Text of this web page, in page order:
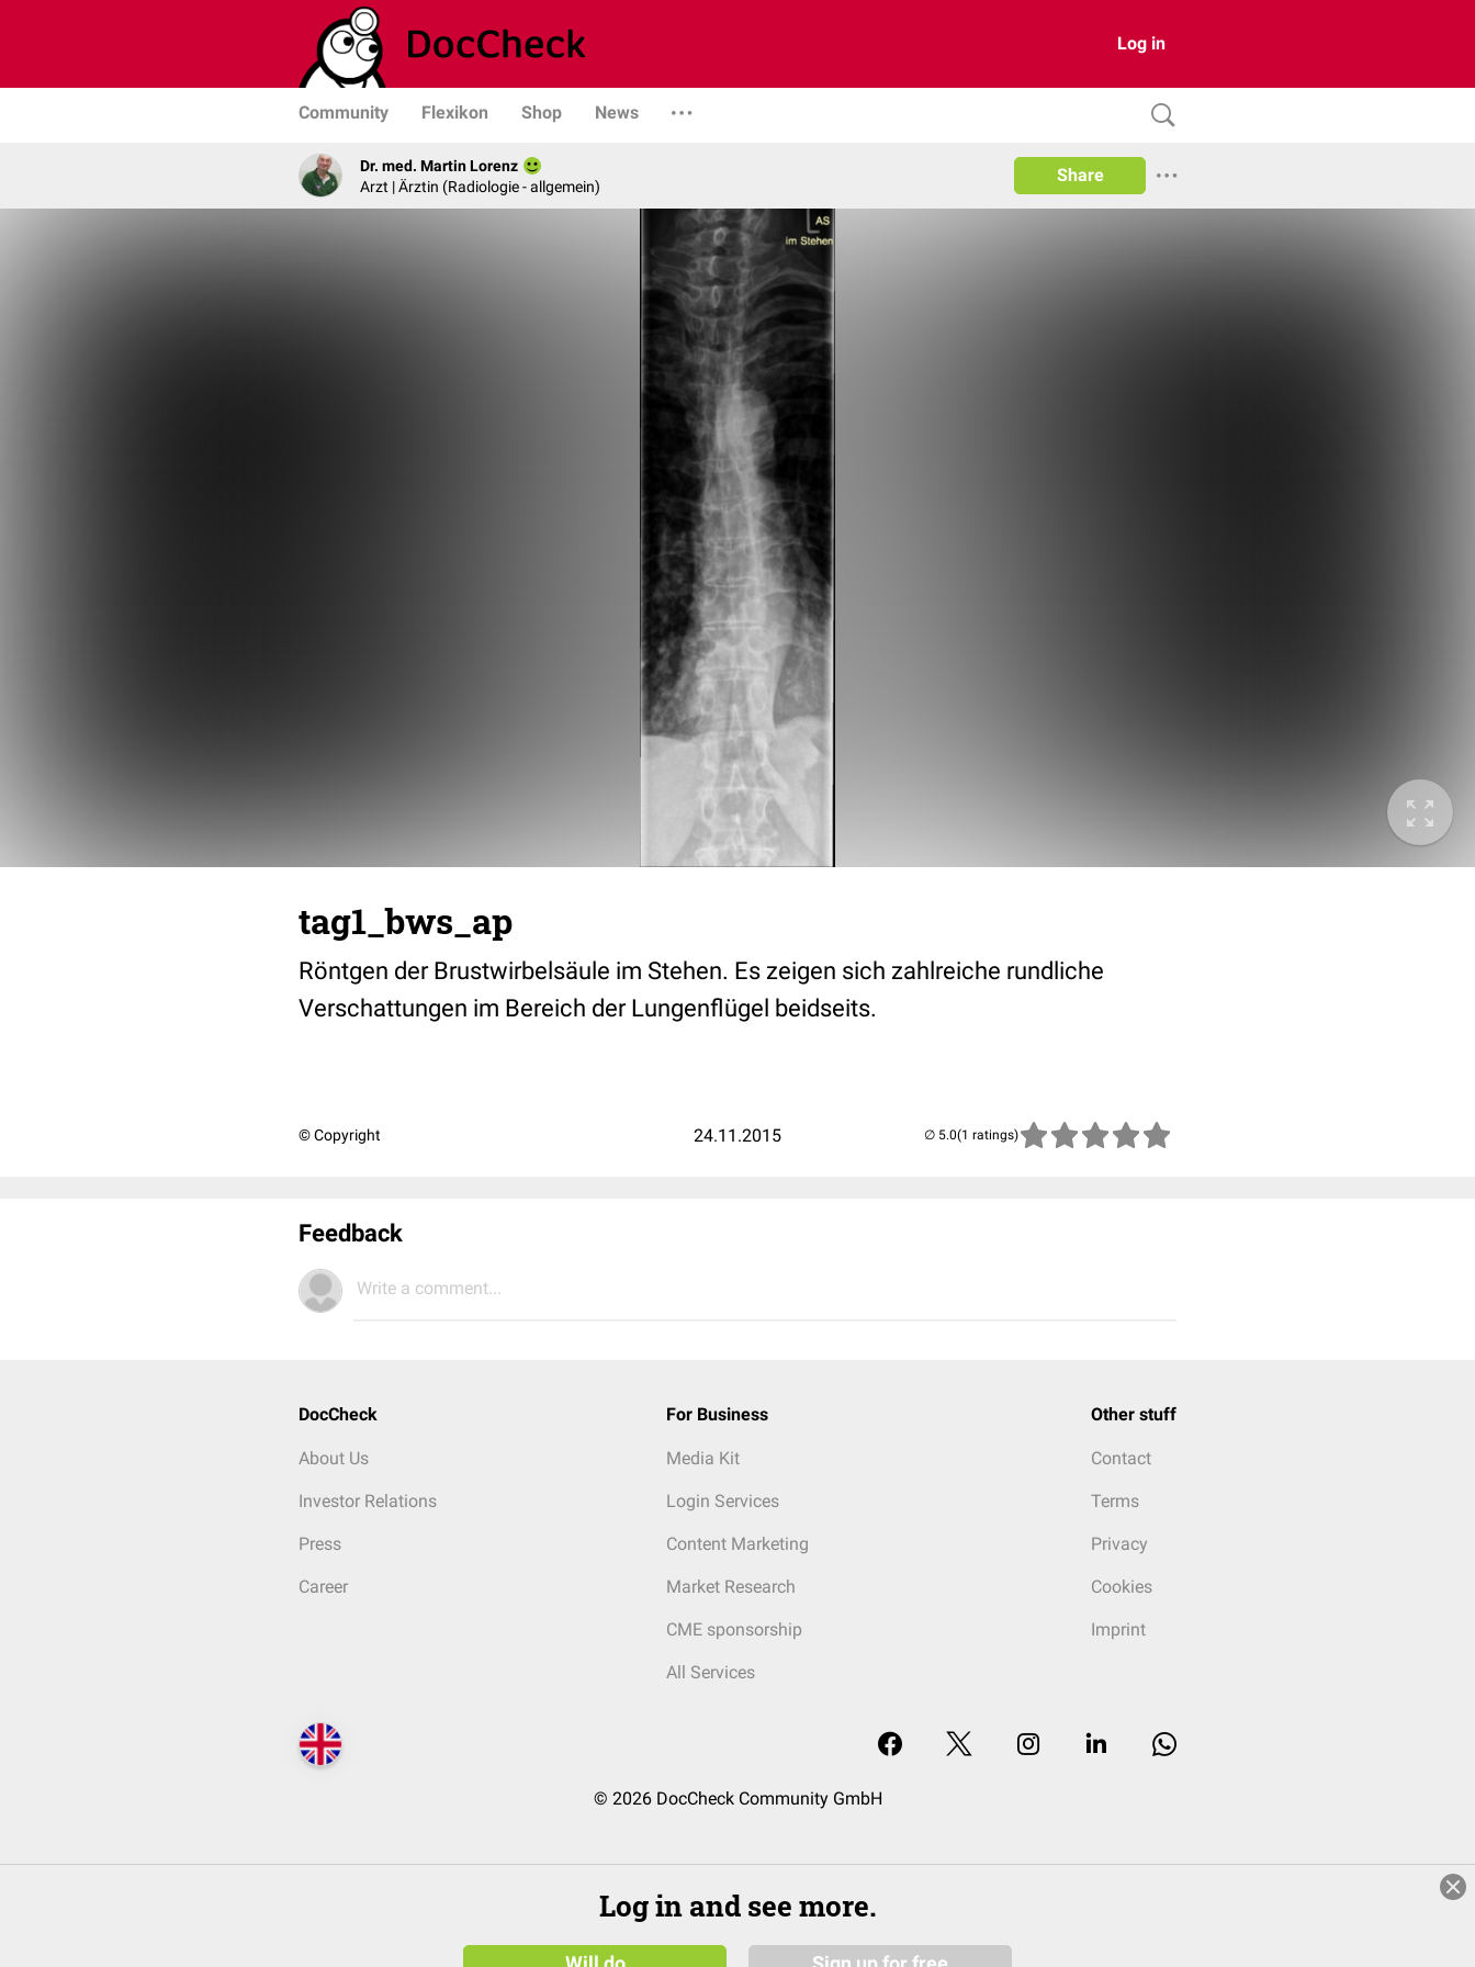
Log in
Community Flexikon Shop News
Dr. med. Martin Lorenz
Arzt | Ärztin (Radiologie - allgemein)
Share
tag1_bws_ap
Röntgen der Brustwirbelsäule im Stehen. Es zeigen sich zahlreiche rundliche
Verschattungen im Bereich der Lungenflügel beidseits.
© Copyright 24.11.2015 (1 ratings)
Feedback
Write a comment...
DocCheck
About Us
Investor Relations
Press
Career
For Business
Media Kit
Login Services
Content Marketing
Market Research
CME sponsorship
All Services
Other stuff
Contact
Terms
Privacy
Cookies
Imprint
© 2026 DocCheck Community GmbH
Log in and see more.